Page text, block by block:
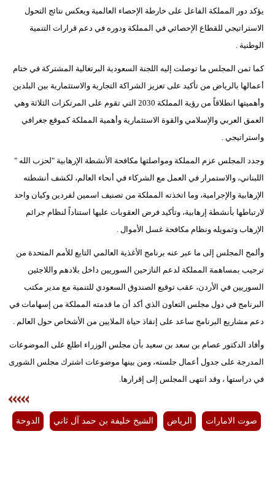
يؤكد دور المملكة الفاعل على خارطة الإحصاء العالمية ويعكس نتائج التحول
الاستراتيجي للقطاع الإحصائي في المملكة ودوره في دعم قرارات التنمية
الوطنية .
كما ثمن المجلس ما توصلت إليه اللجنة السعودية البرتغالية المشتركة في ختام
أعمالها بالرياض من تأكيد على تعزيز الشراكة التجارية والاستثمارية بين البلدين
وأهميتها انطلاقاً من رؤية المملكة 2030 التي تقوم على المرتكزات الثلاثة وهي
العمق العربي والإسلامي والقوة الاستثمارية وأهمية المملكة كموقع جغرافي
واستراتيجي .
وجدد المجلس عزم المملكة ومواصلتها مكافحة الأنشطة الإرهابية "لحزب الله "
اللبناني، والاستمرار في العمل مع الشركاء في أنحاء العالم، لكشف أنشطته
الإرهابية والإجرامية، وما اتخذته المملكة من تصنيف اسمين لفردين وكيان واحد
لارتباطها بأنشطة إرهابية، وتأكيد فرض العقوبات عليها استناداً لنظام جرائم
الإرهاب وتمويله ونظام مكافحة غسل الأموال .
وألمح المجلس إلى ما عبر عنه برنامج الأغذية العالمي التابع للأمم المتحدة من
ترحيب بمساهمة المملكة لدعم النازحين السوريين داخل بلادهم واللاجئين
السوريين في الأردن، عقب توقيع الصندوق السعودي للتنمية مع مدير مكتب
البرنامج في دول مجلس التعاون الذي أكد أن ما قدمته المملكة من إسهامات في
دعم مشاريع البرنامج ساعد على إنقاذ حياة الملايين من الأشخاص حول العالم .
وأفاد الدكتور عصام بن سعد بن سعيد بأن مجلس الوزراء اطلع على الموضوعات
المدرجة على جدول أعمال جلسته، ومن بينها موضوعات اشترك مجلس الشورى
في دراستها ، وقد انتهى المجلس إلى إقرارها.
صوت الامارات الرياض الشيخ خليفة بن حمد آل ثاني الدوحة